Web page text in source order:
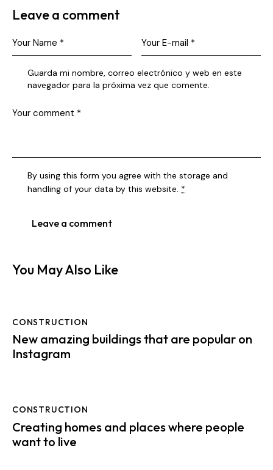
Leave a comment
Guarda mi nombre, correo electrónico y web en este
navegador para la próxima vez que comente.
By using this form you agree with the storage and
handling of your data by this website. *
You May Also Like
CONSTRUCTION
New amazing buildings that are popular on
Instagram
CONSTRUCTION
Creating homes and places where people
want to live